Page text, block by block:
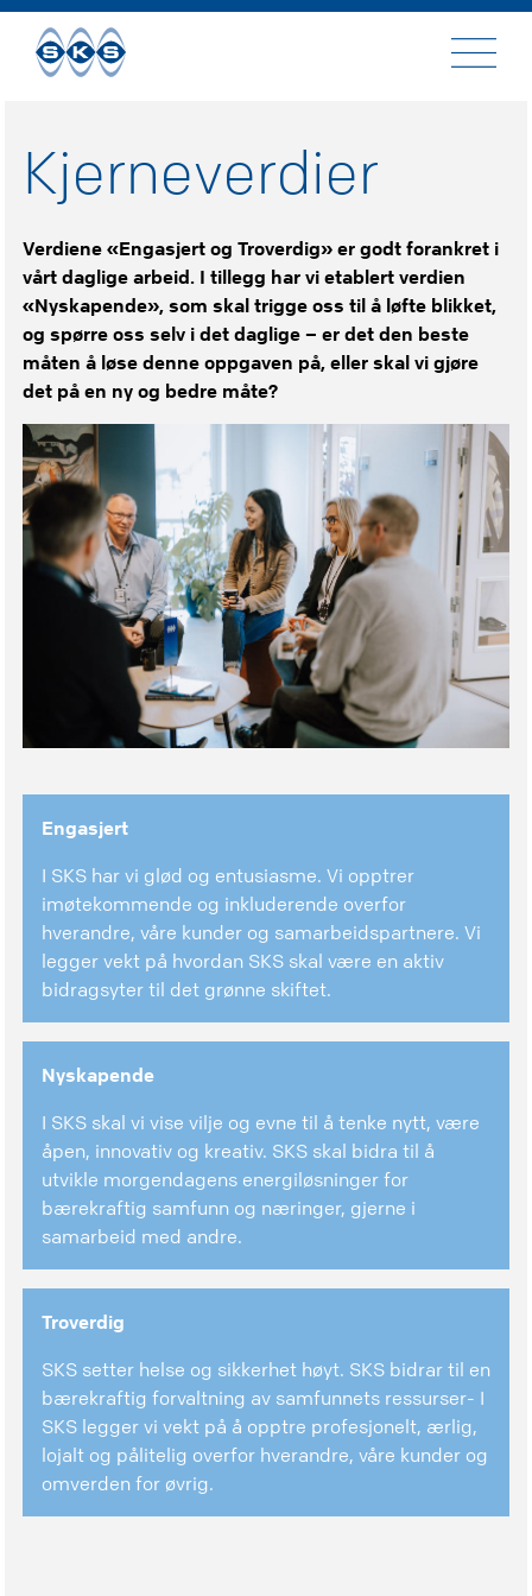
Til
innhold
Kjerneverdier
Verdiene «Engasjert og Troverdig» er godt forankret i
vårt daglige arbeid. I tillegg har vi etablert verdien
«Nyskapende», som skal trigge oss til å løfte blikket,
og spørre oss selv i det daglige – er det den beste
måten å løse denne oppgaven på, eller skal vi gjøre
det på en ny og bedre måte?
Engasjert
I SKS har vi glød og entusiasme. Vi opptrer
imøtekommende og inkluderende overfor
hverandre, våre kunder og samarbeidspartnere. Vi
legger vekt på hvordan SKS skal være en aktiv
bidragsyter til det grønne skiftet.
Nyskapende
I SKS skal vi vise vilje og evne til å tenke nytt, være
åpen, innovativ og kreativ. SKS skal bidra til å
utvikle morgendagens energiløsninger for
bærekraftig samfunn og næringer, gjerne i
samarbeid med andre.
Troverdig
SKS setter helse og sikkerhet høyt. SKS bidrar til en
bærekraftig forvaltning av samfunnets ressurser- I
SKS legger vi vekt på å opptre profesjonelt, ærlig,
lojalt og pålitelig overfor hverandre, våre kunder og
omverden for øvrig.